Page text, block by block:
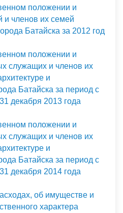
положении и
и членов их семей
Батайска за 2012 год
положении и
служащих и членов их
и
Батайска за период с
декабря 2013 года
положении и
служащих и членов их
и
Батайска за период с
декабря 2014 года
об имуществе и
характера